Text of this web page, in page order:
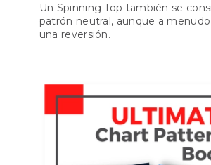
Un Spinning Top también se
patrón neutral, aunque a
una reversión.